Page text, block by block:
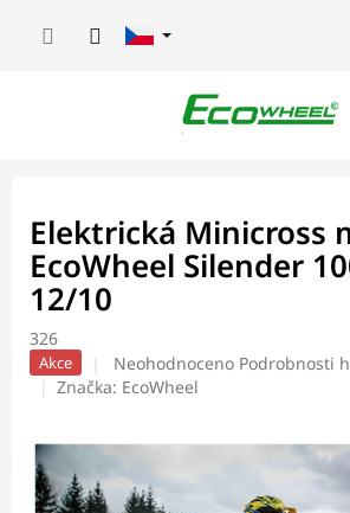
Elektrická Minicross
EcoWheel Silender
12/10
326
Akce
Průměrné
hodnocení
0,0
z
Neohodnoceno Podrobnosti
Značka: EcoWheel